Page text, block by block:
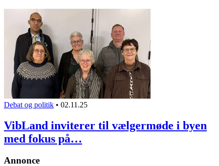
Debat og politik • 02.11.25
VibLand inviterer til vælgermøde i byen
med fokus på…
Annonce